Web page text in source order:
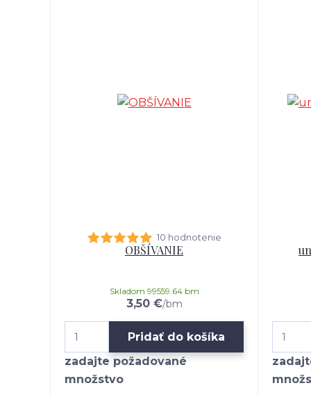
10 hodnotenie
OBŠÍVANIE
3,50 €/bm
Skladom 99559.64 bm
Pridať do košíka